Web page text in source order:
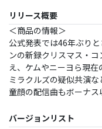
リリース概要
＜商品の情報＞
公式発表では46年ぶり
ンの新録クリスマス・
え、ケムやニーヨら現
ミラクルズの疑似共演
童顔の配信曲もボーナス
バージョンリスト